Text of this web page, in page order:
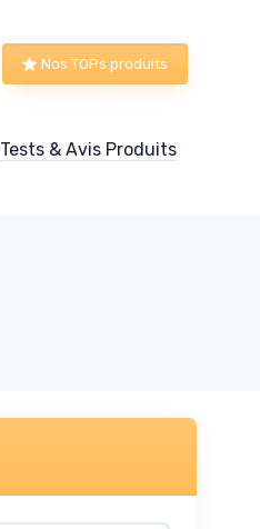
Nos TOPs produits
Tests & Avis Produits